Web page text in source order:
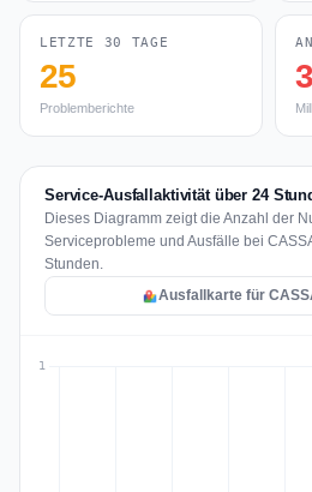
LETZTE 30 TAGE
25
Problemberichte
Service-Ausfallaktivität über 24
Dieses Diagramm zeigt die Anzahl der
Serviceprobleme und Ausfälle bei
Stunden.
Ausfallkarte für